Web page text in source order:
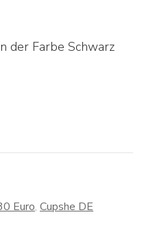
der Farbe Schwarz
Euro, Cupshe DE